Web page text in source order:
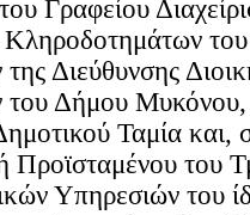
Γραφείου
Κληροδοτημάτων
Διεύθυνσης
Δήμου Μυκόνου,
Ταμία και,
Προϊσταμένου του
Υπηρεσιών του